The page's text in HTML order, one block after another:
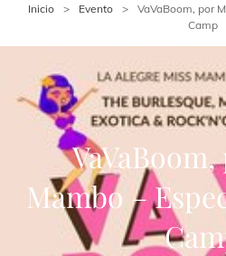
Inicio > Evento >
VaVaBoom, por
Camp
Mambo –